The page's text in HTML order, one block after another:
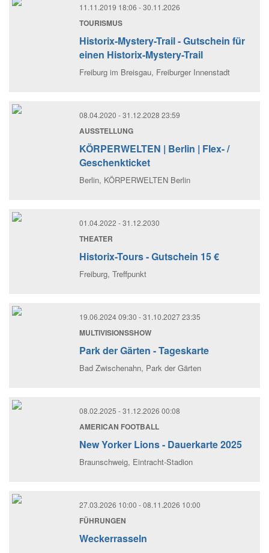
11.11.2019 18:06 - 30.11.2026
TOURISMUS
Historix-Mystery-Trail - Gutschein für
einen Historix-Mystery-Trail
Freiburg im Breisgau, Freiburger Innenstadt
08.04.2020 - 31.12.2028 23:59
AUSSTELLUNG
KÖRPERWELTEN | Berlin | Flex- /
Geschenkticket
Berlin, KÖRPERWELTEN Berlin
01.04.2022 - 31.12.2030
THEATER
Historix-Tours - Gutschein 15 €
Freiburg, Treffpunkt
19.06.2024 09:30 - 31.10.2027 23:35
MULTIVISIONSSHOW
Park der Gärten - Tageskarte
Bad Zwischenahn, Park der Gärten
08.02.2025 - 31.12.2026 00:08
AMERICAN FOOTBALL
New Yorker Lions - Dauerkarte 2025
Braunschweig, Eintracht-Stadion
27.03.2026 10:00 - 08.11.2026 10:00
FÜHRUNGEN
Weckerrasseln